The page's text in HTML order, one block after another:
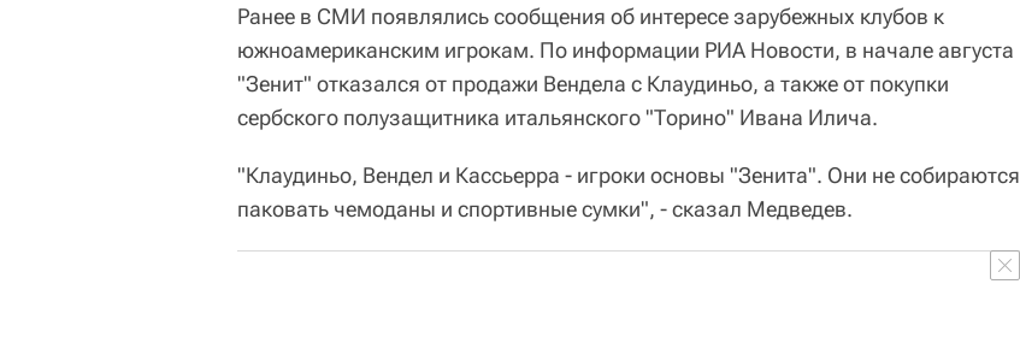
Ранее в СМИ появлялись сообщения об интересе зарубежных клубов к
южноамериканским игрокам. По информации РИА Новости, в начале августа
"Зенит" отказался от продажи Вендела с Клаудиньо, а также от покупки
сербского полузащитника итальянского "Торино" Ивана Илича.
"Клаудиньо, Вендел и Кассьерра - игроки основы "Зенита". Они не собираются
паковать чемоданы и спортивные сумки", - сказал Медведев.